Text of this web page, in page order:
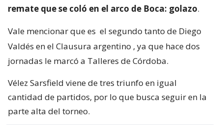
remate que se coló en el arco de Boca: golazo.
Vale mencionar que es el segundo tanto de Diego
Valdés en el Clausura argentino , ya que hace dos
jornadas le marcó a Talleres de Córdoba.
Vélez Sarsfield viene de tres triunfo en igual
cantidad de partidos, por lo que busca seguir en la
parte alta del torneo.